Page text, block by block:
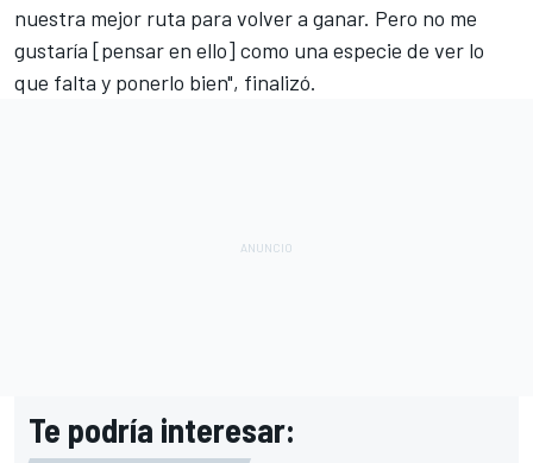
nuestra mejor ruta para volver a ganar. Pero no me
gustaría [pensar en ello] como una especie de ver lo
que falta y ponerlo bien", finalizó.
Te podría interesar: